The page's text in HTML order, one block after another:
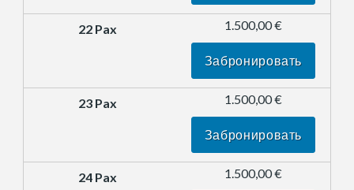
1.500,00 €
Забронировать
1.500,00 €
Забронировать
1.500,00 €